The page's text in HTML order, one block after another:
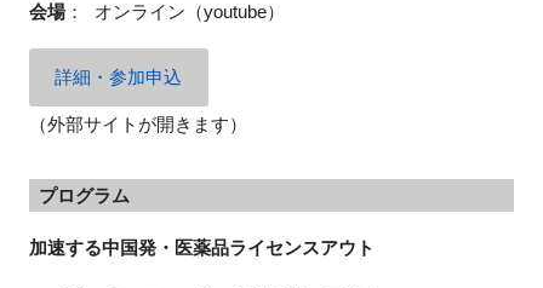
会場： オンライン（youtube）
詳細・参加申込
（外部サイトが開きます）
プログラム
加速する中国発・医薬品ライセンスアウト